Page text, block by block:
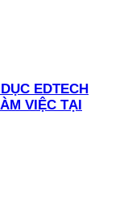
EDTECH
VIỆC TẠI